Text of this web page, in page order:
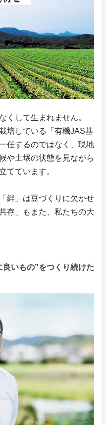
くして生まれません。
培している「有機JAS基
任するのではなく、現地
や土壌の状態を見ながら
てています。
絆」は豆づくりに欠かせ
存」もまた、私たちの大
いもの”をつくり続けた